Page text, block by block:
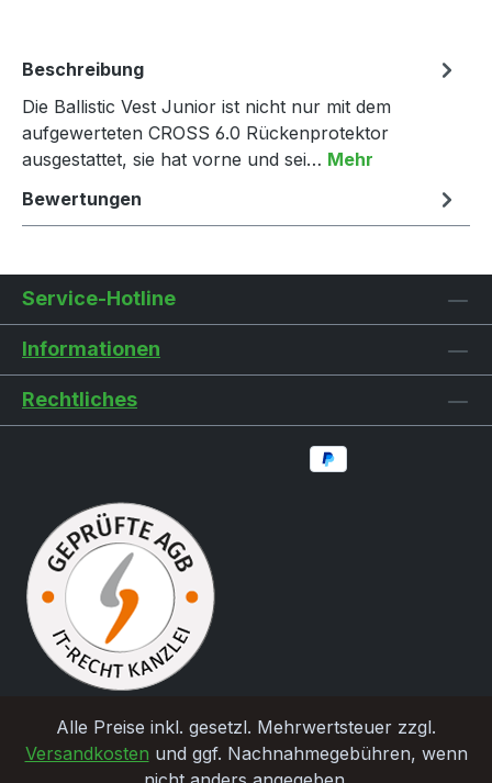
Beschreibung
Die Ballistic Vest Junior ist nicht nur mit dem
aufgewerteten CROSS 6.0 Rückenprotektor
ausgestattet, sie hat vorne und sei… Mehr
Bewertungen
Service-Hotline
Informationen
Rechtliches
Alle Preise inkl. gesetzl. Mehrwertsteuer zzgl.
Versandkosten und ggf. Nachnahmegebühren, wenn